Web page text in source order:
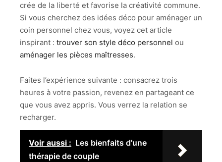
crée de la liberté et favorise la créativité commune.
Si vous cherchez des idées déco pour aménager un
coin personnel chez vous, voyez cet article
inspirant : trouver son style déco personnel ou
aménager les pièces maîtresses.
Faites l’expérience suivante : consacrez trois
heures à votre passion, revenez en partageant ce
que vous avez appris. Vous verrez la relation se
recharger.
Voir aussi : Les bienfaits d'une
thérapie de couple